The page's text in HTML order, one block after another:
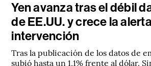
Yen avanza tras el débil
de EE.UU. y crece la
intervención
Tras la publicación de los datos de
subió hasta un 1,1% frente al dólar.